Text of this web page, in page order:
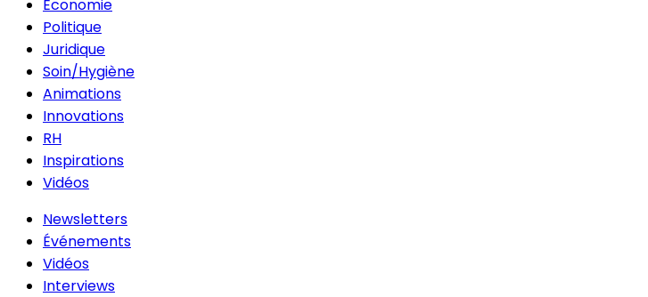
Economie
Politique
Juridique
Soin/Hygiène
Animations
Innovations
RH
Inspirations
Vidéos
Newsletters
Événements
Vidéos
Interviews